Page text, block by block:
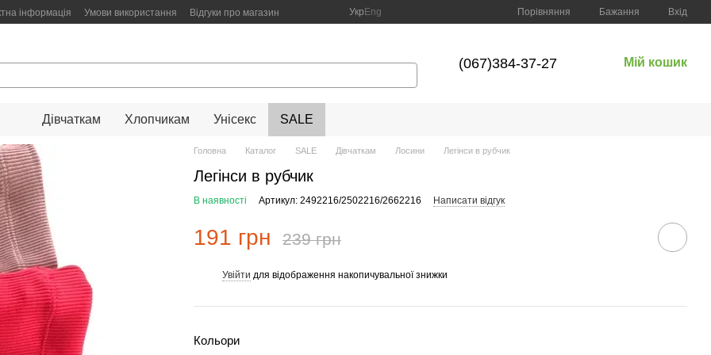
інформація Умови використання Відгуки про магазин Укр Eng Порівняння Бажання Вхід
(067)384-37-27 Мій кошик
Дівчаткам Хлопчикам Унісекс SALE
Головна Каталог SALE Дівчаткам Лосини Легінси в рубчик
Легінси в рубчик
В наявності Артикул: 2492216/2502216/2662216 Написати відгук
191 грн 239 грн
Увійти для відображення накопичувальної знижки
Кольори